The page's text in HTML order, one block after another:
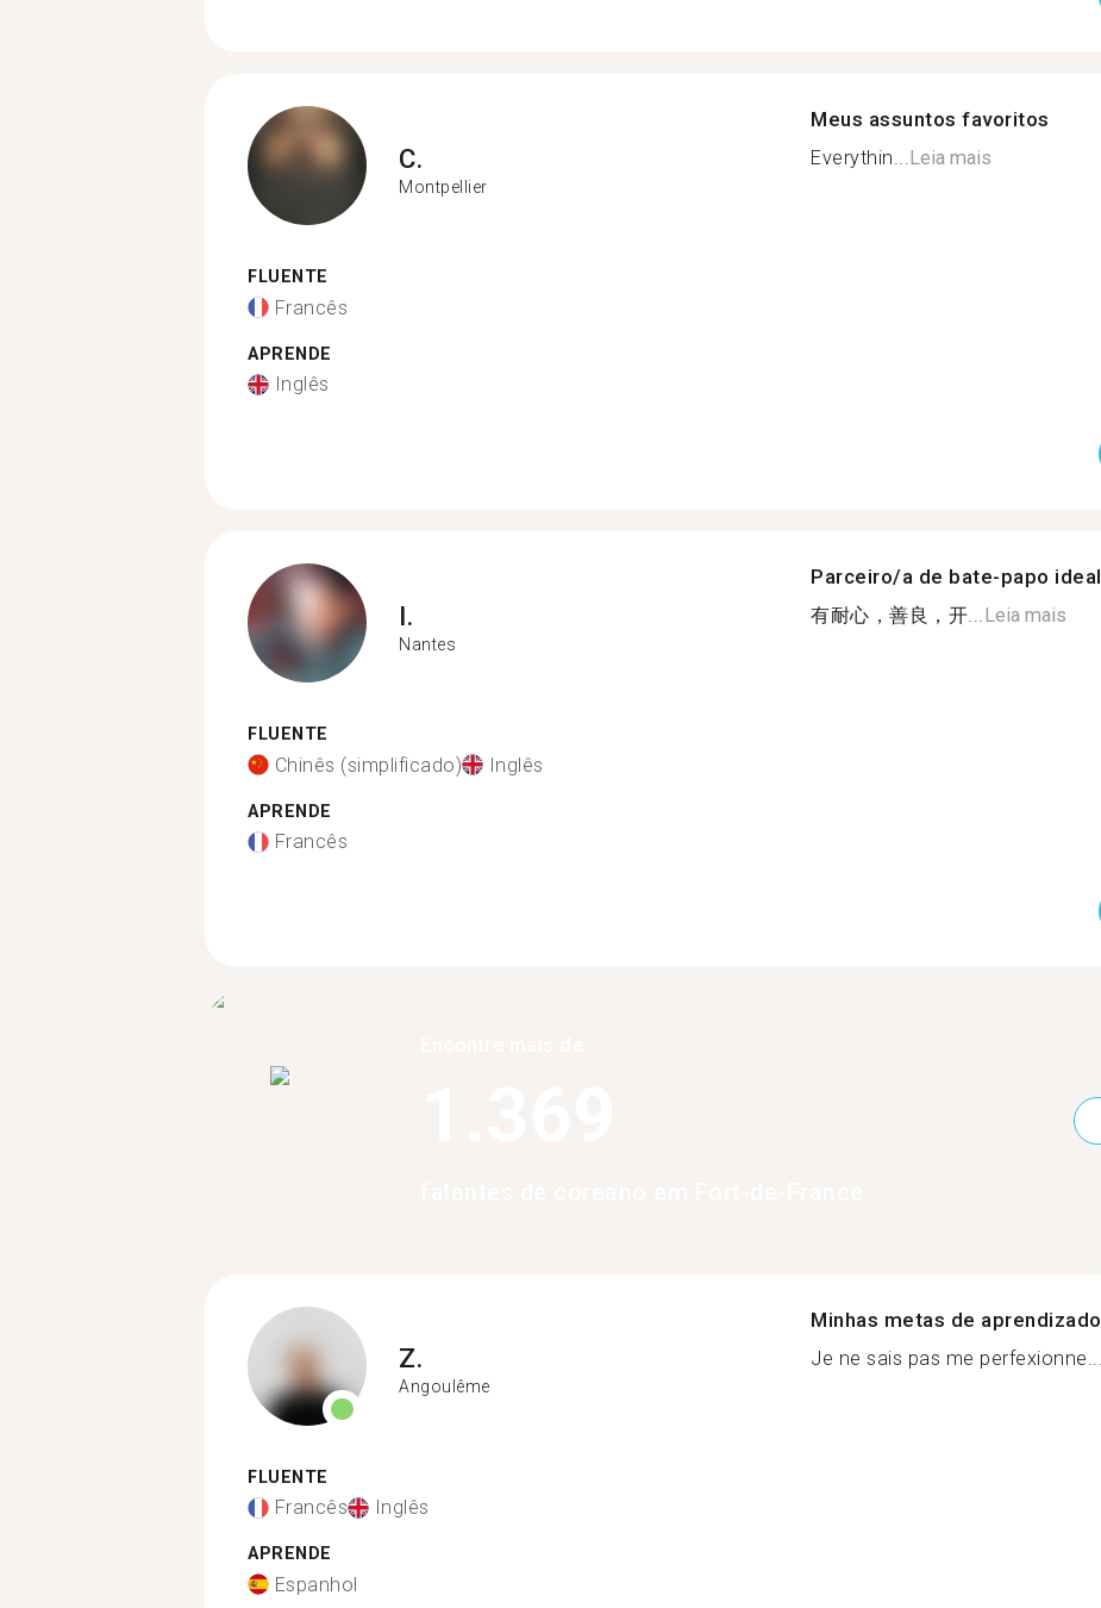
C.
Montpellier
FLUENTE
Francês
APRENDE
Inglês
Meus assuntos favoritos
Everythin...Leia mais
I.
Nantes
FLUENTE
Chinês (simplificado) Inglês
APRENDE
Francês
Parceiro/a de bate-papo ideal
有耐心，善良，开...Leia mais
Z.
Angoulême
FLUENTE
Francês Inglês
APRENDE
Espanhol
Minhas metas de aprendizado
Je ne sais pas me perfexionne...